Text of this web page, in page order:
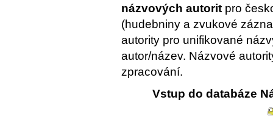
názvových autorit pro
(hudebniny a zvukové
autority pro unifikované
autor/název. Názvové
zpracování.
Vstup do databáze